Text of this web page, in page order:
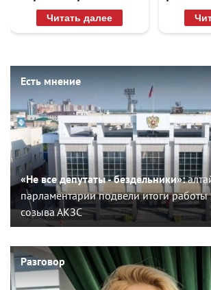
раз
Читать далее
Есть мнение
«Не все депутаты - бездельники»:
парламентарии подвели итоги работы
созыва АКЗС
Разговор